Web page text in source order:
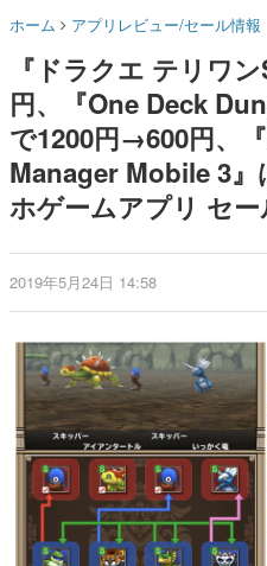
名作ゲームクリエイ
きます。
赫本
この物語を解いては
の形をした短編ホラ
新世代に訊く
これからのデジタル
ゲーム世代の作
ゲームに多大な影響
画です。
日本モバイルゲ
日本のモバイルゲー
ルを網羅するほか、
解説を掲載。約20年
若ゲのいたり〜
『うつヌケ』『ペン
一先生によるゲーム
対応しSNSで話題に。『キング
プロ野球選手から称賛の声
ホーム アプリレビュー/セール情報
『ドラクエ テリワ
円、『One Deck
で1200円→600円、
Manager Mobile 3』
ホゲームアプリ セー
2019年5月24日 14:58